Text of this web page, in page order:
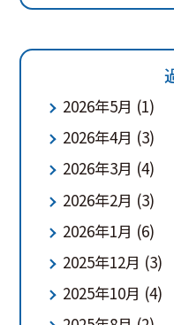
2026年5月 (1)
2026年4月 (3)
2026年3月 (4)
2026年2月 (3)
2026年1月 (6)
2025年12月 (3)
2025年10月 (4)